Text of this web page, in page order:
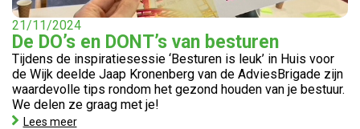
21/11/2024
De DO’s en DONT’s van besturen
Tijdens de inspiratiesessie ‘Besturen is leuk’ in Huis voor
de Wijk deelde Jaap Kronenberg van de AdviesBrigade zijn
waardevolle tips rondom het gezond houden van je bestuur.
We delen ze graag met je!
Lees meer